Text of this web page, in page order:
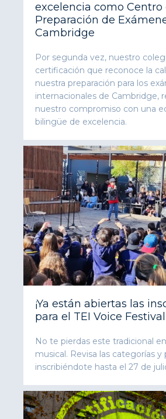
excelencia como Centro
Preparación de
Cambridge
Por segunda vez, nuestro
certificación que reconoce la
nuestra preparación para los
internacionales de Cambridge,
nuestro compromiso con una
bilingüe de excelencia.
¡Ya están abiertas las
para el TEI Voice
No te pierdas este tradicional
musical. Revisa las categorías y
inscribiéndote hasta el 27 de